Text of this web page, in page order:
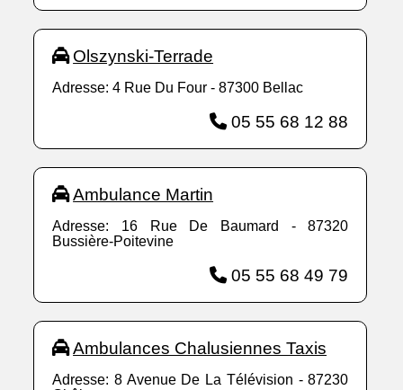
Olszynski-Terrade
Adresse: 4 Rue Du Four - 87300 Bellac
05 55 68 12 88
Ambulance Martin
Adresse: 16 Rue De Baumard - 87320
Bussière-Poitevine
05 55 68 49 79
Ambulances Chalusiennes Taxis
Adresse: 8 Avenue De La Télévision - 87230